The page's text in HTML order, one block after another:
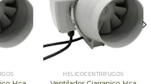
HELICOCENTRIFUGOS